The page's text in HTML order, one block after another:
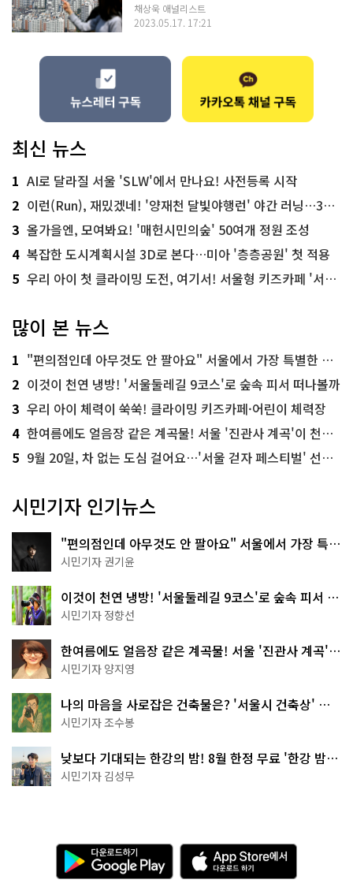
채상욱 애널리스트
2023.05.17. 17:21
최신 뉴스
1 AI로 달라질 서울 'SLW'에서 만나요! 사전등록 시작
2 이런(Run), 재밌겠네! '양재천 달빛야행런' 야간 러닝…300명 모집
3 올가을엔, 모여봐요! '매헌시민의숲' 50여개 정원 조성
4 복잡한 도시계획시설 3D로 본다…미아 '층층공원' 첫 적용
5 우리 아이 첫 클라이밍 도전, 여기서! 서울형 키즈카페 '서울가족플라자점'
많이 본 뉴스
1 "편의점인데 아무것도 안 팔아요" 서울에서 가장 특별한 편의점의 정체
2 이것이 천연 냉방! '서울둘레길 9코스'로 숲속 피서 떠나볼까
3 우리 아이 체력이 쑥쑥! 클라이밍 키즈카페·어린이 체력장
4 한여름에도 얼음장 같은 계곡물! 서울 '진관사 계곡'이 천국이네~
5 9월 20일, 차 없는 도심 걸어요…'서울 걷자 페스티벌' 선착순 5천명
시민기자 인기뉴스
"편의점인데 아무것도 안 팔아요" 서울에서 가장 특별
한 편의점의 정체
시민기자 권기윤
이것이 천연 냉방! '서울둘레길 9코스'로 숲속 피서 떠
나볼까
시민기자 정향선
한여름에도 얼음장 같은 계곡물! 서울 '진관사 계곡'이
천국이네~
시민기자 양지영
나의 마음을 사로잡은 건축물은? '서울시 건축상' 수
상작 공개!
시민기자 조수봉
낮보다 기대되는 한강의 밤! 8월 한정 무료 '한강 밤
핑' 예약은?
시민기자 김성무
다
운
로
A
p
p